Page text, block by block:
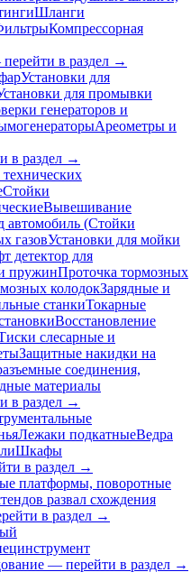
Шланги
Компрессорная
в раздел →
Установки для
для промывки
генераторов и
Ареометры и
в раздел →
Стойки
Вывешивание
автомобиль (Стойки
газовУстановки для мойки
детектор для
пружинПроточка тормозных
колодокЗарядные и
станкиТокарные
Восстановление
слесарные и
Защитные накидки на
соединения,
материалы
в раздел →
Лежаки подкатныеВедра
Шкафы
в раздел →
платформы, поворотные
развал схождения
в раздел →
— перейти в раздел →